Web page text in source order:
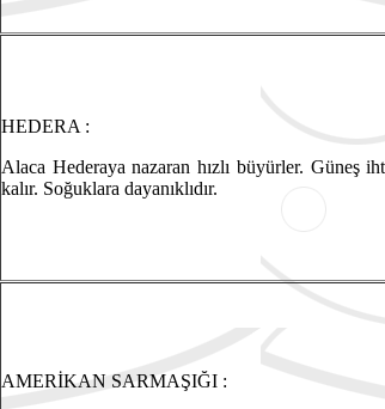
HEDERA :
Alaca Hederaya nazaran hızlı büyürler. Güneş
kalır. Soğuklara dayanıklıdır.
AMERİKAN SARMAŞIĞI :